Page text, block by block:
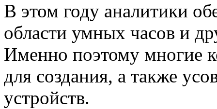
В этом году аналитики
области умных часов и
Именно поэтому многие
для создания, а также
устройств.